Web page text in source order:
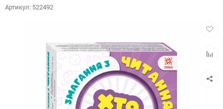
до
Артикул: 522492